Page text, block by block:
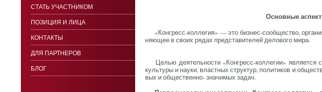
Ос­новные
«Кон­гресс-кол­ле­гия» — это биз­нес-со­об­щес­тво,
ня­ющее в сво­их ря­дах пред­ста­вите­лей де­лово­го ми­ра.
Целью де­ятель­нос­ти «Кон­гресс-кол­ле­гии» яв­ля­ет­ся
куль­ту­ры и на­уки, влас­тных струк­тур, по­ли­ти­ков и
вых и об­щес­твен­но-зна­чимых за­дач.
СТАТЬ УЧАСТНИКОМ
ПОЗИЦИЯ И ЛИЦА
КОНТАКТЫ
ДЛЯ ПАРТНЕРОВ
БЛОГ